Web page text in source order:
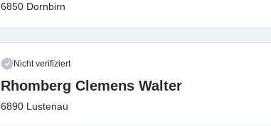
6850 Dornbirn
Nicht verifiziert
Rhomberg Clemens Walter
6890 Lustenau